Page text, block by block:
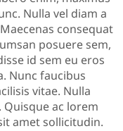
Nulla vel diam a
consequat
posuere sem,
id sem eu eros
Nunc faucibus
vitae. Nulla
ac lorem
amet sollicitudin.